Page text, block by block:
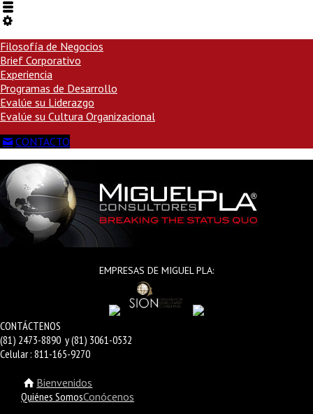
Filosofía de Negocios
Brief Corporativo
Experiencia
Programas de Desarrollo
Evalúe su Liderazgo
Evalúe su Cultura Organizacional
CONTACTO
EMPRESAS DE MIGUEL PLA:
CONTÁCTENOS
(81) 2473-8890 y (81) 3061-0532
Celular : 811-165-9270
Bienvenidos
Quiénes SomosConócenos